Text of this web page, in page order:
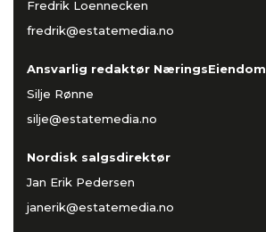
Fredrik Loennecken
fredrik@estatemedia.no
Ansvarlig redaktør NæringsEiendom
Silje Rønne
silje@estatemedia.no
Nordisk salgsdirektør
Jan Erik Pedersen
janerik@estatemedia.no